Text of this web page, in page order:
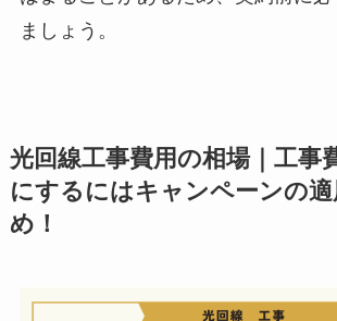
ましょう。
光回線工事費用の相場｜工事
にするにはキャンペーンの
め！